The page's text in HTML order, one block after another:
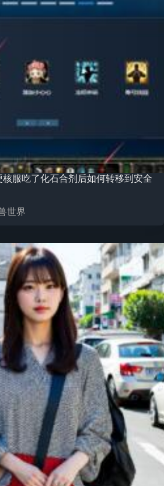
服吃了化石合剂后如何转移到安全
世界